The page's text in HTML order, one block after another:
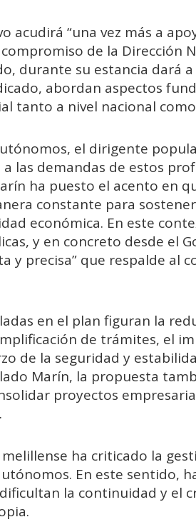
acudirá “una vez más a
de la Dirección
durante su estancia dará
abordan aspectos
tanto a nivel nacional
el dirigente
las demandas de estos
ha puesto el acento en
constante para
económica. En este
y en concreto desde el
y precisa” que respalde al
en el plan figuran la
de trámites, el
de la seguridad y
Marín, la propuesta
proyectos
ha criticado la
En este sentido,
la continuidad y el